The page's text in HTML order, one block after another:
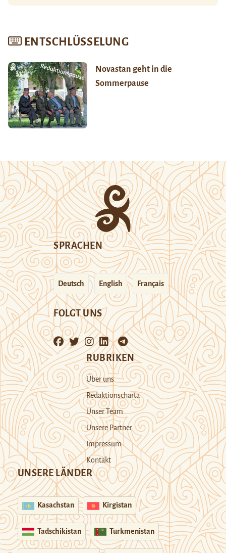
ENTSCHLÜSSELUNG
Novastan geht in die
Sommerpause
SPRACHEN
Deutsch English Français
FOLGT UNS
RUBRIKEN
Über uns
Redaktionscharta
Unser Team
Unsere Partner
Impressum
Kontakt
UNSERE LÄNDER
Kasachstan Kirgistan
Tadschikistan Turkmenistan